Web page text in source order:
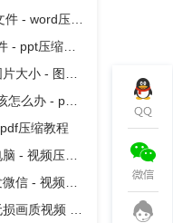
- word压缩
- ppt压缩教
大小 - 图片
怎么办 - pdf
压缩教程
- 视频压缩
信 - 视频压
画质视频 -